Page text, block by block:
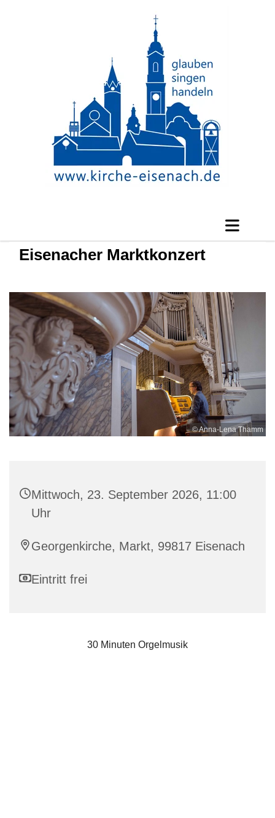
Eisenacher Marktkonzert
© Anna-Lena Thamm
Mittwoch, 23. September 2026, 11:00
Uhr
Georgenkirche, Markt, 99817 Eisenach
Eintritt frei
30 Minuten Orgelmusik